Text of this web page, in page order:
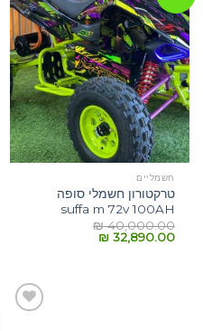
לרשימת
המשאלות
חשמליים
טרקטורון חשמלי סופה
suffa m 72v 100AH
₪40,000.00
₪32,890.00